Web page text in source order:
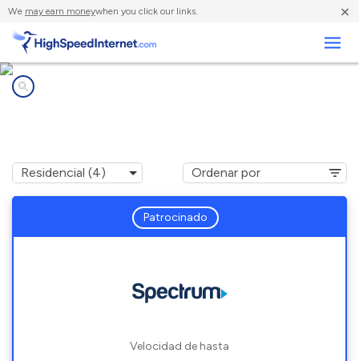
We may earn moneywhen you click our links. ×
Patrocinado
Velocidad de hasta